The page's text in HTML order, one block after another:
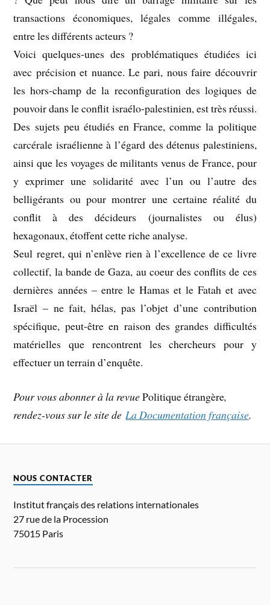
transactions économiques, légales comme illégales,
entre les différents acteurs ?
Voici quelques-unes des problématiques étudiées ici
avec précision et nuance. Le pari, nous faire découvrir
les hors-champ de la reconfiguration des logiques de
pouvoir dans le conflit israélo-palestinien, est très réussi.
Des sujets peu étudiés en France, comme la politique
carcérale israélienne à l’égard des détenus palestiniens,
ainsi que les voyages de militants venus de France, pour
y exprimer une solidarité avec l’un ou l’autre des
belligérants ou pour montrer une certaine réalité du
conflit à des décideurs (journalistes ou élus)
hexagonaux, étoffent cette riche analyse.
Seul regret, qui n’enlève rien à l’excellence de ce livre
collectif, la bande de Gaza, au coeur des conflits de ces
dernières années – entre le Hamas et le Fatah et avec
Israël – ne fait, hélas, pas l’objet d’une contribution
spécifique, peut-être en raison des grandes difficultés
matérielles que rencontrent les chercheurs pour y
effectuer un terrain d’enquête.
Pour vous abonner à la revuePolitique étrangère,
rendez-vous sur le site de La Documentation française.
NOUS CONTACTER
Institut français des relations internationales
27 rue de la Procession
75015 Paris